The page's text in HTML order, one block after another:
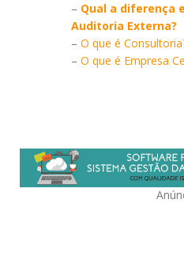
– Qual a diferença
Auditoria Externa?
– O que é
– O que é Empresa